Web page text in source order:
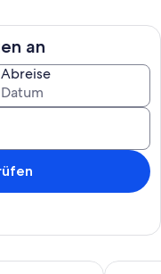
werden entweder vor
dabei Gebühren
an
Abreise
Großes